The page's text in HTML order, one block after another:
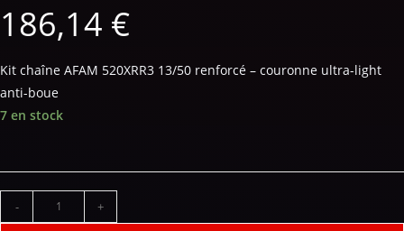
186,14 €
Kit chaîne AFAM 520XRR3 13/50 renforcé – couronne ultra-light
anti-boue
7 en stock
- +